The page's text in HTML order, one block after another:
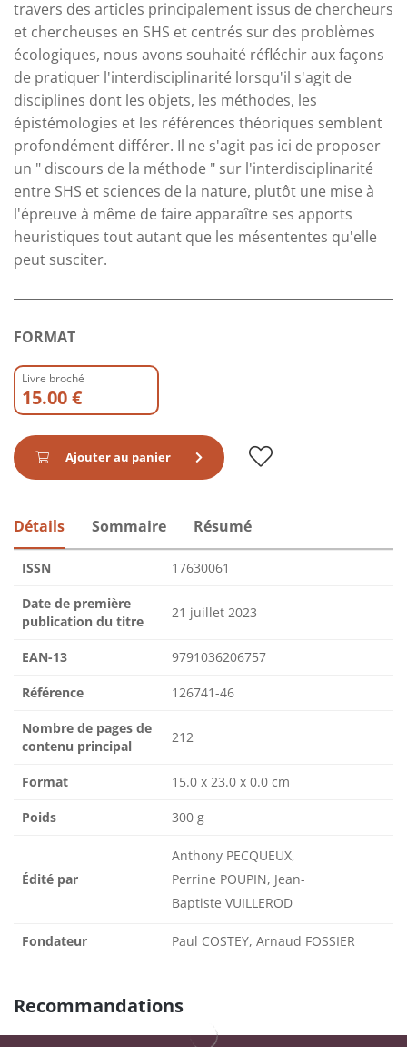
travers des articles principalement issus de chercheurs
et chercheuses en SHS et centrés sur des problèmes
écologiques, nous avons souhaité réfléchir aux façons
de pratiquer l'interdisciplinarité lorsqu'il s'agit de
disciplines dont les objets, les méthodes, les
épistémologies et les références théoriques semblent
profondément différer. Il ne s'agit pas ici de proposer
un " discours de la méthode " sur l'interdisciplinarité
entre SHS et sciences de la nature, plutôt une mise à
l'épreuve à même de faire apparaître ses apports
heuristiques tout autant que les mésententes qu'elle
peut susciter.
FORMAT
Livre broché
15.00 €
Ajouter au panier
Détails Sommaire Résumé
ISSN 17630061
Date de première
publication du titre
21 juillet 2023
EAN-13 9791036206757
Référence 126741-46
Nombre de pages de
contenu principal
212
Format 15.0 x 23.0 x 0.0 cm
Poids 300 g
Édité par
Anthony PECQUEUX,
Perrine POUPIN, Jean-
Baptiste VUILLEROD
Fondateur Paul COSTEY, Arnaud FOSSIER
Recommandations